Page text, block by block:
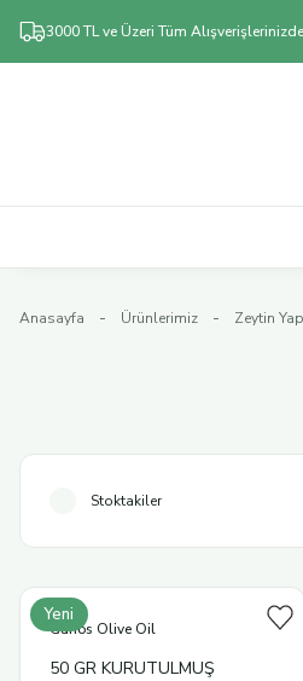
3000 TL ve Üzeri Tüm
Anasayfa Ürünlerimiz Zeytin
Stoktakiler
Yeni
Ganos Olive Oil
50 GR KURUTULMUŞ